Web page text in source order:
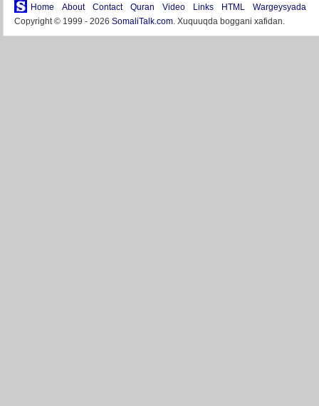
Home About Contact Quran Video Links HTML
Wargeysyada
Copyright © 1999 - 2026 SomaliTalk.com. Xuquuqda boggani xafidan.